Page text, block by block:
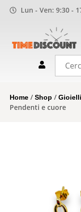
Lun - Ven: 9:30 -
Home /Shop /
Pendenti e cuore